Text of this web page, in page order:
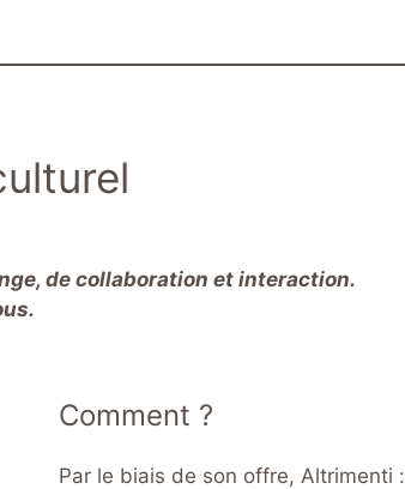
de collaboration et interaction.
Comment ?
Par le biais de son offre, Altrimenti :